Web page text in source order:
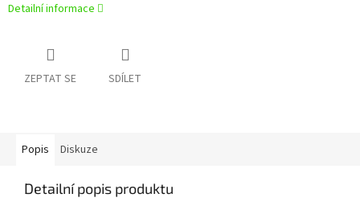
Detailní informace
ZEPTAT SE SDÍLET
Popis Diskuze
Detailní popis produktu